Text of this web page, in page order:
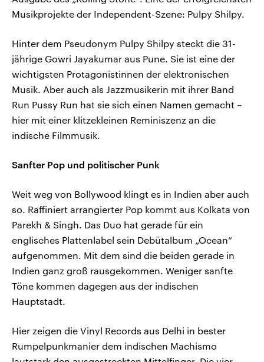
Musikprojekte der Independent-Szene: Pulpy Shilpy.
Hinter dem Pseudonym Pulpy Shilpy steckt die 31-
jährige Gowri Jayakumar aus Pune. Sie ist eine der
wichtigsten Protagonistinnen der elektronischen
Musik. Aber auch als Jazzmusikerin mit ihrer Band
Run Pussy Run hat sie sich einen Namen gemacht –
hier mit einer klitzekleinen Reminiszenz an die
indische Filmmusik.
Sanfter Pop und politischer Punk
Weit weg von Bollywood klingt es in Indien aber auch
so. Raffiniert arrangierter Pop kommt aus Kolkata von
Parekh & Singh. Das Duo hat gerade für ein
englisches Plattenlabel sein Debütalbum „Ocean“
aufgenommen. Mit dem sind die beiden gerade in
Indien ganz groß rausgekommen. Weniger sanfte
Töne kommen dagegen aus der indischen
Hauptstadt.
Hier zeigen die Vinyl Records aus Delhi in bester
Rumpelpunkmanier dem indischen Machismo